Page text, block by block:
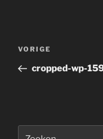
Bericht
Vorig
bericht
VORIGE
cropped-wp-